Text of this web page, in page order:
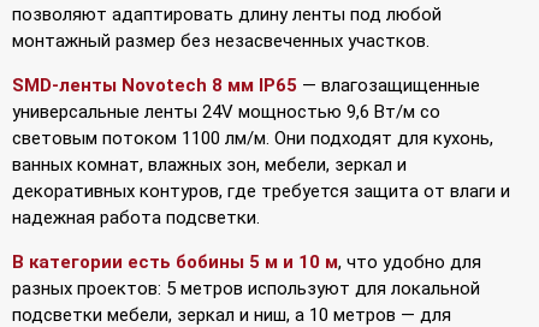
позволяют адаптировать длину ленты под любой
монтажный размер без незасвеченных участков.
SMD-ленты Novotech 8 мм IP65 — влагозащищенные
универсальные ленты 24V мощностью 9,6 Вт/м со
световым потоком 1100 лм/м. Они подходят для кухонь,
ванных комнат, влажных зон, мебели, зеркал и
декоративных контуров, где требуется защита от влаги и
надежная работа подсветки.
В категории есть бобины 5 м и 10 м, что удобно для
разных проектов: 5 метров используют для локальной
подсветки мебели, зеркал и ниш, а 10 метров — для